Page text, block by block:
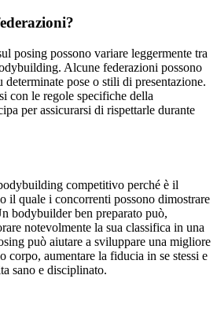
posing possono variare leggermente tra
Alcune federazioni possono
determinate pose o stili di presentazione.
con le regole specifiche della
per assicurarsi di rispettarle durante
competitivo perché è il
il quale i concorrenti possono dimostrare
bodybuilder ben preparato può,
notevolmente la sua classifica in una
può aiutare a sviluppare una migliore
corpo, aumentare la fiducia in se stessi e
sano e disciplinato.